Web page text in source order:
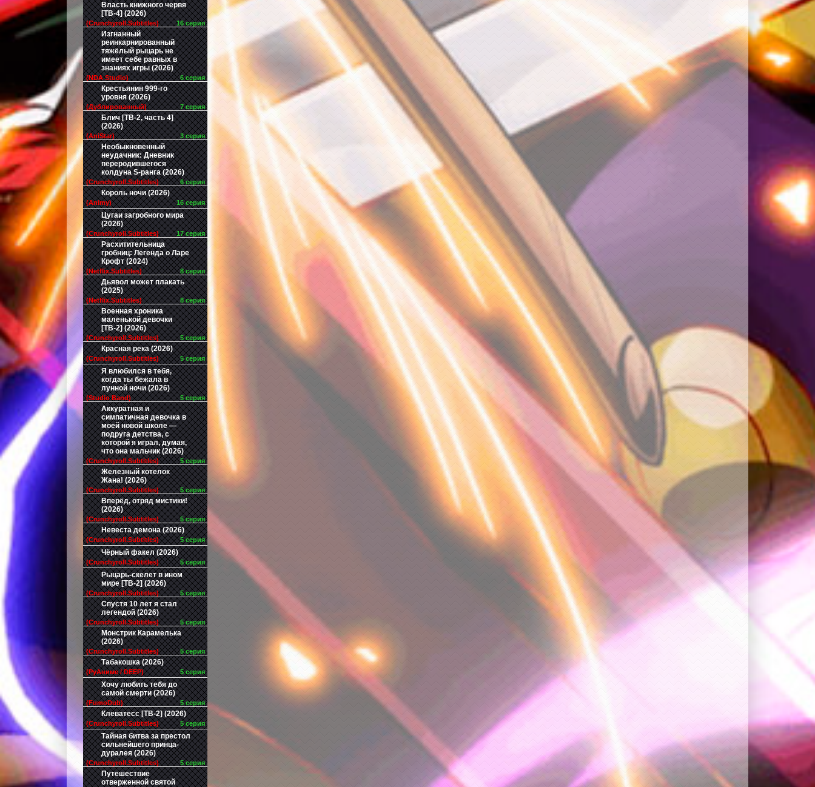
Власть книжного червя
[ТВ-4] (2026)
(Crunchyroll.Subtitles) 16 серия
Изгнанный
реинкарнированный
тяжёлый рыцарь не
имеет себе равных в
знаниях игры (2026)
(NDA Studio) 6 серия
Крестьянин 999-го
уровня (2026)
(Дублированный) 7 серия
Блич [ТВ-2, часть 4]
(2026)
(AniStar) 3 серия
Необыкновенный
неудачник: Дневник
переродившегося
колдуна S-ранга (2026)
(Crunchyroll.Subtitles) 6 серия
Король ночи (2026)
(Animy) 16 серия
Цугаи загробного мира
(2026)
(Crunchyroll.Subtitles) 17 серия
Расхитительница
гробниц: Легенда о Ларе
Крофт (2024)
(Netflix.Subtitles) 8 серия
Дьявол может плакать
(2025)
(Netflix.Subtitles) 8 серия
Военная хроника
маленькой девочки
[ТВ-2] (2026)
(Crunchyroll.Subtitles) 5 серия
Красная река (2026)
(Crunchyroll.Subtitles) 5 серия
Я влюбился в тебя,
когда ты бежала в
лунной ночи (2026)
(Studio Band) 5 серия
Аккуратная и
симпатичная девочка в
моей новой школе —
подруга детства, с
которой я играл, думая,
что она мальчик (2026)
(Crunchyroll.Subtitles) 5 серия
Железный котелок
Жана! (2026)
(Crunchyroll.Subtitles) 5 серия
Вперёд, отряд мистики!
(2026)
(Crunchyroll.Subtitles) 5 серия
Невеста демона (2026)
(Crunchyroll.Subtitles) 5 серия
Чёрный факел (2026)
(Crunchyroll.Subtitles) 5 серия
Рыцарь-скелет в ином
мире [ТВ-2] (2026)
(Crunchyroll.Subtitles) 5 серия
Спустя 10 лет я стал
легендой (2026)
(Crunchyroll.Subtitles) 5 серия
Монстрик Карамелька
(2026)
(Crunchyroll.Subtitles) 5 серия
Табакошка (2026)
(РуАниме / DEEP) 5 серия
Хочу любить тебя до
самой смерти (2026)
(FumoDub) 5 серия
Клеватесс [ТВ-2] (2026)
(Crunchyroll.Subtitles) 5 серия
Тайная битва за престол
сильнейшего принца-
дуралея (2026)
(Crunchyroll.Subtitles) 5 серия
Путешествие
отверженной святой